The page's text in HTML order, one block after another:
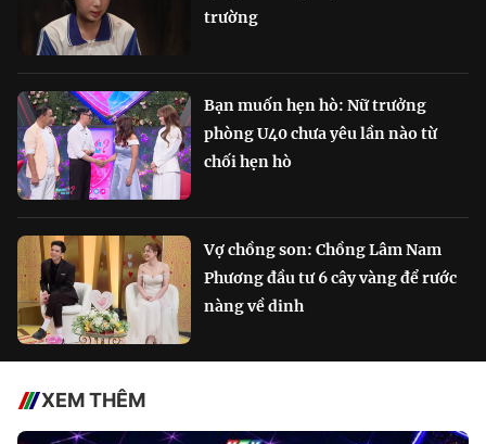
trường
Bạn muốn hẹn hò: Nữ trưởng
phòng U40 chưa yêu lần nào từ
chối hẹn hò
Vợ chồng son: Chồng Lâm Nam
Phương đầu tư 6 cây vàng để rước
nàng về dinh
XEM THÊM